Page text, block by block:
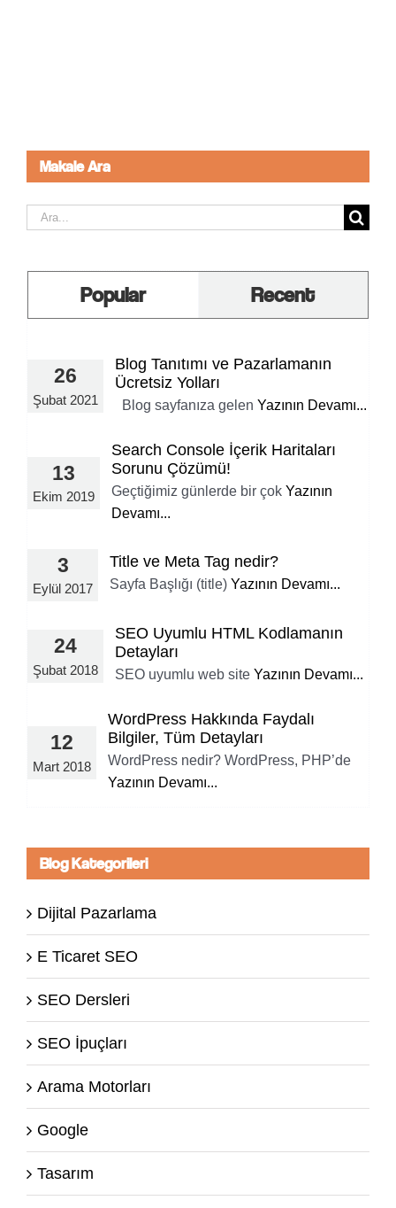
Makale Ara
Ara:
Popular Recent
26
Şubat 2021
Blog Tanıtımı ve Pazarlamanın
Ücretsiz Yolları
Blog sayfanıza gelen Yazının Devamı...
13
Ekim 2019
Search Console İçerik Haritaları
Sorunu Çözümü!
Geçtiğimiz günlerde bir çok Yazının
Devamı...
3
Eylül 2017
Title ve Meta Tag nedir?
Sayfa Başlığı (title) Yazının Devamı...
24
Şubat 2018
SEO Uyumlu HTML Kodlamanın
Detayları
SEO uyumlu web site Yazının Devamı...
12
Mart 2018
WordPress Hakkında Faydalı
Bilgiler, Tüm Detayları
WordPress nedir? WordPress, PHP’de
Yazının Devamı...
Blog Kategorileri
Dijital Pazarlama
E Ticaret SEO
SEO Dersleri
SEO İpuçları
Arama Motorları
Google
Tasarım